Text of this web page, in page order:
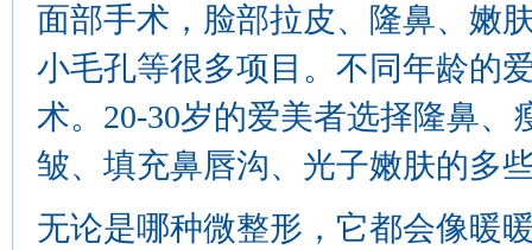
面部手术，脸部拉皮、隆鼻、嫩
小毛孔等很多项目。不同年龄的
术。20-30岁的爱美者选择隆鼻
皱、填充鼻唇沟、光子嫩肤的多
无论是哪种微整形，它都会像暖